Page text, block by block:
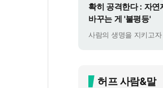
확히 공격한다 : 자
바꾸는 게 '불평등'
사람의 생명을 지키고
허프 사람&말